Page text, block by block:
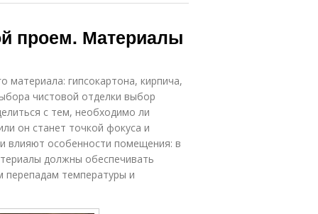
проем. Материалы
гипсокартона, кирпича,
чистовой отделки выбор
с тем, необходимо ли
он станет точкой фокуса и
влияют особенности помещения: в
должны обеспечивать
температуры и